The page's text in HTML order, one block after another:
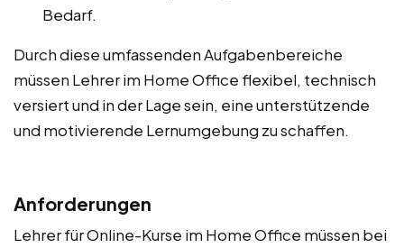
Bedarf.
Durch diese umfassenden Aufgabenbereiche
müssen Lehrer im Home Office flexibel, technisch
versiert und in der Lage sein, eine unterstützende
und motivierende Lernumgebung zu schaffen.
Anforderungen
Lehrer für Online-Kurse im Home Office müssen bei